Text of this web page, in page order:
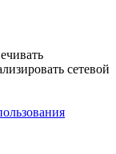
сетевой